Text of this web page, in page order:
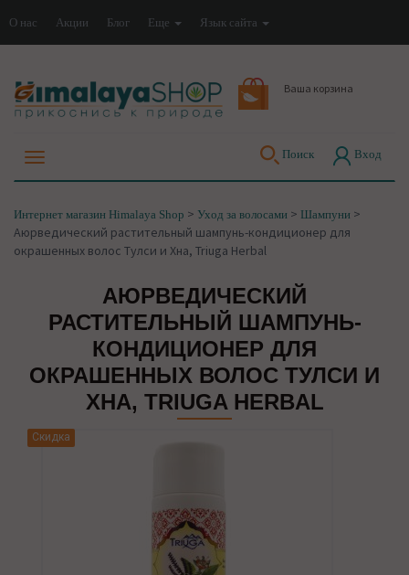
О нас Акции Блог Еще Язык сайта
Ваша корзина
Поиск Вход
Интернет магазин Himalaya Shop > Уход за волосами > Шампуни >
Аюрведический растительный шампунь-кондиционер для
окрашенных волос Тулси и Хна, Triuga Herbal
АЮРВЕДИЧЕСКИЙ
РАСТИТЕЛЬНЫЙ ШАМПУНЬ-
КОНДИЦИОНЕР ДЛЯ
ОКРАШЕННЫХ ВОЛОС ТУЛСИ И
ХНА, TRIUGA HERBAL
Скидка